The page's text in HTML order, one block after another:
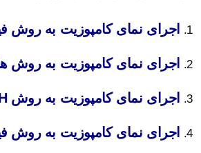
اجرای نمای کامپوزیت به روش
اجرای نمای کامپوزیت به روش
اجرای نمای کامپوزیت به روش H و L
اجرای نمای کامپوزیت به روش